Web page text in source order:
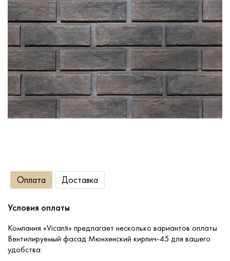
Террасная доска
Ступени
Сухие смеси
Сопутствующие товары
Услуги
Портфолио
Доставка
Оплата Доставка
Условия оплаты
Компания «Vicanti» предлагает несколько вариантов оплаты
Вентилируемый фасад Мюнхенский кирпич-45 для вашего
удобства: